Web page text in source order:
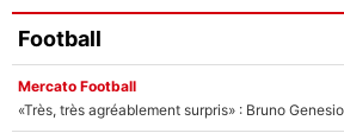
Football
Mercato Football